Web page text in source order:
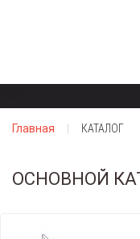
Главная КАТАЛОГ
ОСНОВНОЙ